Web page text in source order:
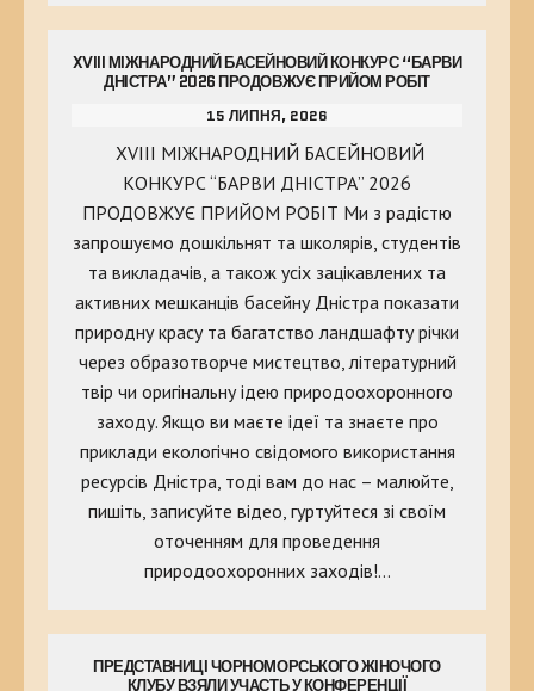
XVIII МІЖНАРОДНИЙ БАСЕЙНОВИЙ КОНКУРС “БАРВИ
ДНІСТРА” 2026 ПРОДОВЖУЄ ПРИЙОМ РОБІТ
15 ЛИПНЯ, 2026
XVIII МІЖНАРОДНИЙ БАСЕЙНОВИЙ
КОНКУРС “БАРВИ ДНІСТРА” 2026
ПРОДОВЖУЄ ПРИЙОМ РОБІТ Ми з радістю
запрошуємо дошкільнят та школярів, студентів
та викладачів, а також усіх зацікавлених та
активних мешканців басейну Дністра показати
природну красу та багатство ландшафту річки
через образотворче мистецтво, літературний
твір чи оригінальну ідею природоохоронного
заходу. Якщо ви маєте ідеї та знаєте про
приклади екологічно свідомого використання
ресурсів Дністра, тоді вам до нас – малюйте,
пишіть, записуйте відео, гуртуйтеся зі своїм
оточенням для проведення
природоохоронних заходів!…
ПРЕДСТАВНИЦІ ЧОРНОМОРСЬКОГО ЖІНОЧОГО
КЛУБУ ВЗЯЛИ УЧАСТЬ У КОНФЕРЕНЦІЇ